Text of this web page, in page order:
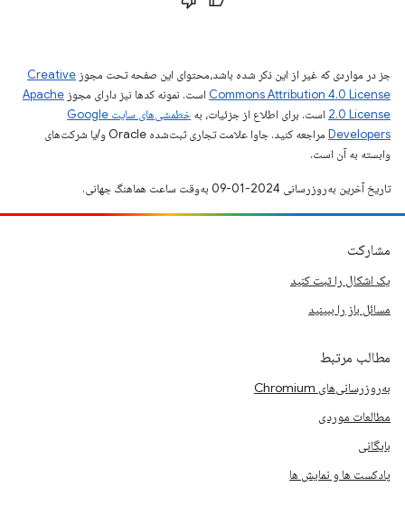
جز در مواردی که غیر از این ذکر شده باشد،‌محتوای این صفحه تحت مجوز Creative
Commons Attribution 4.0 License است. نمونه کدها نیز دارای مجوز Apache
2.0 License است. برای اطلاع از جزئیات، به
خطمشی‌های سایت Google
Developers‏
مراجعه کنید. جاوا علامت تجاری ثبت‌شده Oracle و/یا شرکت‌های
وابسته به آن است.
تاریخ آخرین به‌روزرسانی 2024-01-09 به‌وقت ساعت هماهنگ جهانی.
مشارکت
یک اشکال را ثبت کنید
مسائل باز را ببینید
مطالب مرتبط
به‌روزرسانی‌های Chromium
مطالعات موردی
بایگانی
پادکست ها و نمایش ها